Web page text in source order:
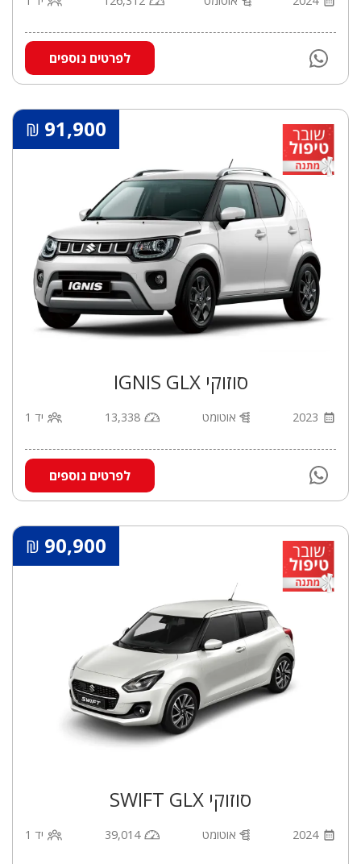
לפרטים נוספים
91,900
₪
סוזוקי IGNIS GLX
2023 אוטומט 13,338 יד 1
לפרטים נוספים
90,900
₪
סוזוקי SWIFT GLX
2024 אוטומט 39,014 יד 1